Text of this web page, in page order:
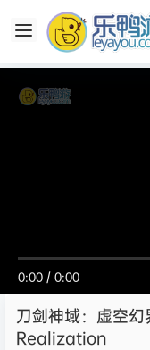
0:00 / 0:00
刀剑神域：虚空
Realization